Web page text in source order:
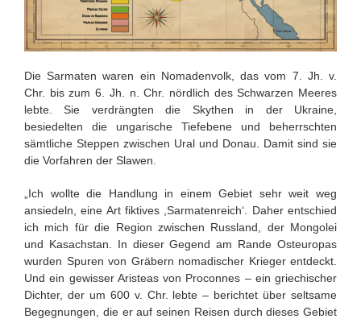
Die Sarmaten waren ein Nomadenvolk, das vom 7. Jh. v.
Chr. bis zum 6. Jh. n. Chr. nördlich des Schwarzen Meeres
lebte. Sie verdrängten die Skythen in der Ukraine,
besiedelten die ungarische Tiefebene und beherrschten
sämtliche Steppen zwischen Ural und Donau. Damit sind sie
die Vorfahren der Slawen.
„Ich wollte die Handlung in einem Gebiet sehr weit weg
ansiedeln, eine Art fiktives ,Sarmatenreich‘. Daher entschied
ich mich für die Region zwischen Russland, der Mongolei
und Kasachstan. In dieser Gegend am Rande Osteuropas
wurden Spuren von Gräbern nomadischer Krieger entdeckt.
Und ein gewisser Aristeas von Proconnes – ein griechischer
Dichter, der um 600 v. Chr. lebte – berichtet über seltsame
Begegnungen, die er auf seinen Reisen durch dieses Gebiet